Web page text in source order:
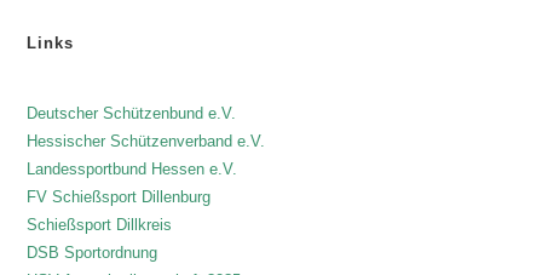
Links
Deutscher Schützenbund e.V.
Hessischer Schützenverband e.V.
Landessportbund Hessen e.V.
FV Schießsport Dillenburg
Schießsport Dillkreis
DSB Sportordnung